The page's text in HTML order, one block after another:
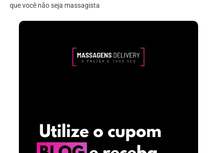
que você não seja massagista